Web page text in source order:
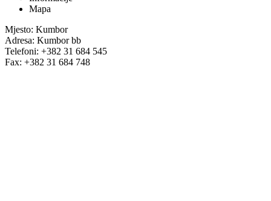
Mapa
Mjesto: Kumbor
Adresa: Kumbor bb
Telefoni: +382 31 684 545
Fax: +382 31 684 748